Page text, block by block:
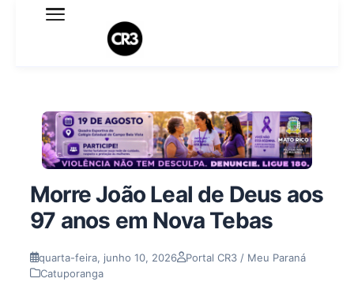
Expediente
Termo de Uso
Sobre o blog
Morre João Leal de Deus aos
97 anos em Nova Tebas
quarta-feira, junho 10, 2026
Portal CR3 / Meu Paraná
Catuporanga